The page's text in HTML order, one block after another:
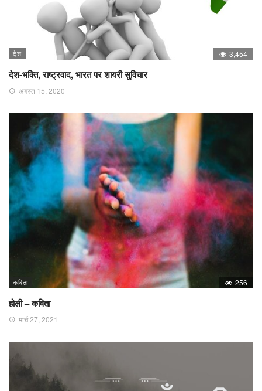
देश 3,454
देश-भक्ति, राष्ट्रवाद, भारत पर शायरी सुविचार
अगस्त 15, 2020
कविता 256
होली – कविता
मार्च 27, 2021